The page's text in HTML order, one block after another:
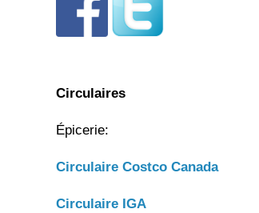
Circulaires
Épicerie:
Circulaire Costco Canada
Circulaire IGA